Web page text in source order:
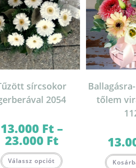
sírcsokor
2054
13.000 Ft–
23.000 FtÁrtartomány:
13.000 Ft
-
23.000 Ft
Válassz opciót a
tőlem